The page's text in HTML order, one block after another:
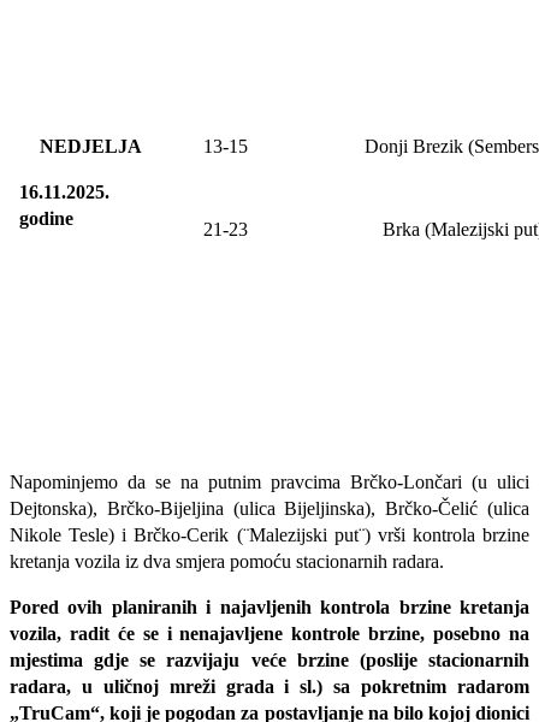
NEDJELJA
16.11.2025.
godine
13-15 Donji Brezik
21-23 Brka (Malezijski
Napominjemo da se na putnim pravcima Brčko-Lončari (u ulici
Dejtonska), Brčko-Bijeljina (ulica Bijeljinska), Brčko-Čelić (ulica
Nikole Tesle) i Brčko-Cerik (¨Malezijski put¨) vrši kontrola brzine
kretanja vozila iz dva smjera pomoću stacionarnih radara.
Pored ovih planiranih i najavljenih kontrola brzine kretanja
vozila, radit će se i nenajavljene kontrole brzine, posebno na
mjestima gdje se razvijaju veće brzine (poslije stacionarnih
radara, u uličnoj mreži grada i sl.) sa pokretnim radarom
„TruCam“, koji je pogodan za postavljanje na bilo kojoj dionici